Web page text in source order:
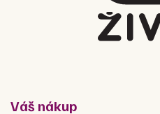
Váš nákup